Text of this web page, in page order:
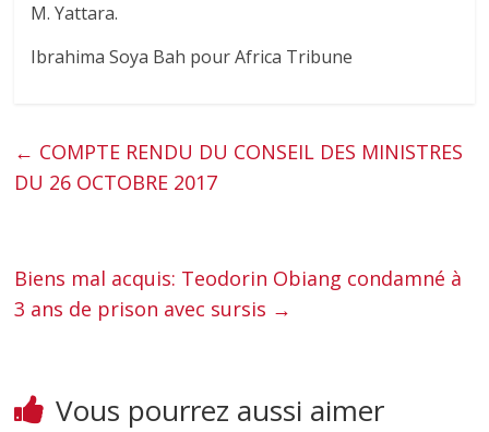
M. Yattara.
Ibrahima Soya Bah pour Africa Tribune
← COMPTE RENDU DU CONSEIL DES MINISTRES
DU 26 OCTOBRE 2017
Biens mal acquis: Teodorin Obiang condamné à
3 ans de prison avec sursis →
Vous pourrez aussi aimer